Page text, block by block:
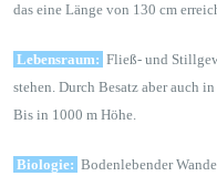
das eine Länge von 130 cm
Lebensraum: Fließ- und
stehen. Durch Besatz aber auch
Bis in 1000 m Höhe.
Biologie: Bodenlebender